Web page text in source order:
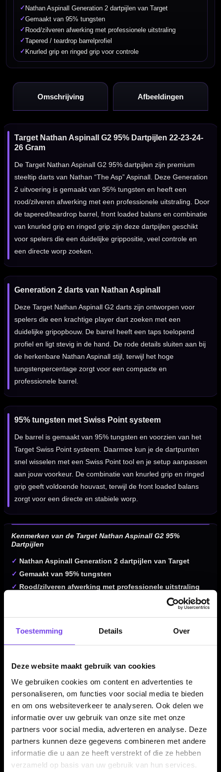
Toestemming Details Over
Deze website maakt gebruik van cookies
We gebruiken cookies om content en advertenties te
personaliseren, om functies voor social media te bieden
en om ons websiteverkeer te analyseren. Ook delen we
informatie over uw gebruik van onze site met onze
partners voor social media, adverteren en analyse. Deze
partners kunnen deze gegevens combineren met andere
informatie die u aan ze heeft verstrekt of die ze hebben
verzameld op basis van uw gebruik van hun services.
✓ Nathan Aspinall Generation 2 dartpijlen van Target
✓Gemaakt van 95% tungsten
✓ Rood/zilveren afwerking met professionele uitstraling
✓ Tapered / teardrop barrelprofiel
✓ Knurled grip en ringed grip voor controle
Omschrijving Afbeeldingen
Target Nathan Aspinall G2 95% Dartpijlen 22-23-24-
26 Gram
De Target Nathan Aspinall G2 95% dartpijlen zijn premium
steeltip darts van Nathan “The Asp” Aspinall. Deze Generation
2 uitvoering is gemaakt van 95% tungsten en heeft een
rood/zilveren afwerking met een professionele uitstraling. Door
de tapered/teardrop barrel, front loaded balans en combinatie
van knurled grip en ringed grip zijn deze dartpijlen geschikt
voor spelers die een duidelijke grippositie, veel controle en
een directe worp zoeken.
Generation 2 darts van Nathan Aspinall
Deze Target Nathan Aspinall G2 darts zijn ontworpen voor
spelers die een krachtige player dart zoeken met een
duidelijke gripopbouw. De barrel heeft een taps toelopend
profiel en ligt stevig in de hand. De rode details sluiten aan bij
de herkenbare Nathan Aspinall stijl, terwijl het hoge
tungstenpercentage zorgt voor een compacte en
professionele barrel.
95% tungsten met Swiss Point systeem
De barrel is gemaakt van 95% tungsten en voorzien van het
Target Swiss Point systeem. Daarmee kun je de dartpunten
snel wisselen met een Swiss Point tool en je setup aanpassen
aan jouw voorkeur. De combinatie van knurled grip en ringed
grip geeft voldoende houvast, terwijl de front loaded balans
zorgt voor een directe en stabiele worp.
Kenmerken van de Target Nathan Aspinall G2 95%
Dartpijlen
✓ Nathan Aspinall Generation 2 dartpijlen van Target
✓ Gemaakt van 95% tungsten
✓ Rood/zilveren afwerking met professionele uitstraling
✓ Compleet geleverd met Target Pro Grip shafts en Nathan
Dartpijl Materiaal:95% Tungsten
Dartpijl Gewicht:22-23-24-26 Gram
Dartpijl Kleur:Rood / Zilver
Barrel profiel:Tapered / teardrop
Gewichtsverdeling:Front loaded